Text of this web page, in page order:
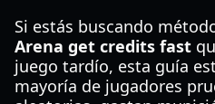
Si estás buscando
Arena get credits fast
juego tardío, esta guía
mayoría de jugadores